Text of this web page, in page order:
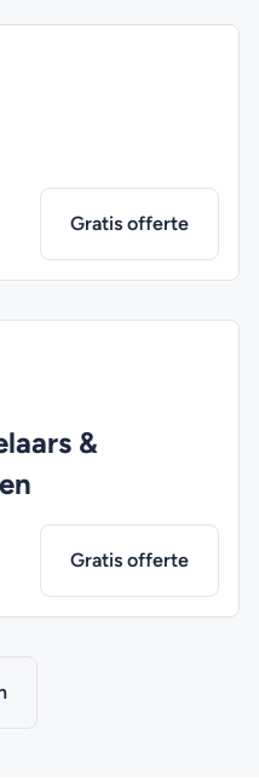
Gratis offerte
&
Gratis offerte